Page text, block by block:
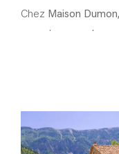
Chez Maison Dumon,
connaissance des
engagement : vous
de votre projet
service haut de